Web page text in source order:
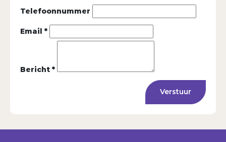
Telefoonnummer
Email *
Bericht *
Verstuur